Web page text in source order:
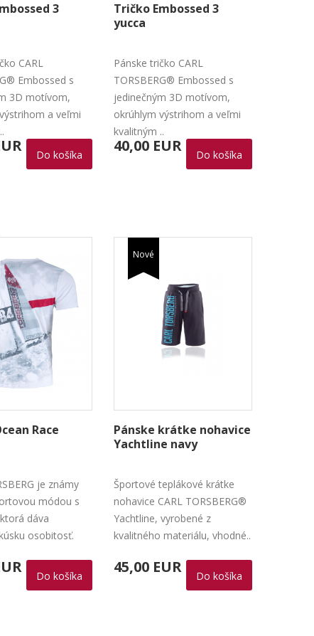
3
CARL
Embossed s
3D motívom,
a veľmi
Do košíka
Tričko Embossed 3
yucca
Pánske tričko CARL
TORSBERG® Embossed s
jedinečným 3D motívom,
okrúhlym výstrihom a veľmi
kvalitným ..
40,00 EUR Do košíka
Race
je známy
módou s
dáva
osobitosť.
Do košíka
Nové
Pánske krátke nohavice
Yachtline navy
Športové teplákové krátke
nohavice CARL TORSBERG®
Yachtline, vyrobené z
kvalitného materiálu, vhodné..
45,00 EUR Do košíka